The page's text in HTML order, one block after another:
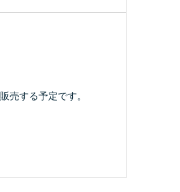
する予定です。